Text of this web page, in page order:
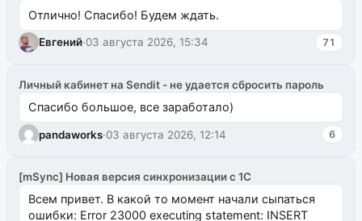
Отлично! Спасибо! Будем ждать.
Евгений·03 августа 2026, 15:34 71
Личный кабинет на Sendit - не удается сбросить пароль
Спасибо большое, все заработало)
pandaworks·03 августа 2026, 12:14 6
[mSync] Новая версия синхронизации с 1С
Всем привет. В какой то момент начали сыпаться
ошибки: Error 23000 executing statement: INSERT